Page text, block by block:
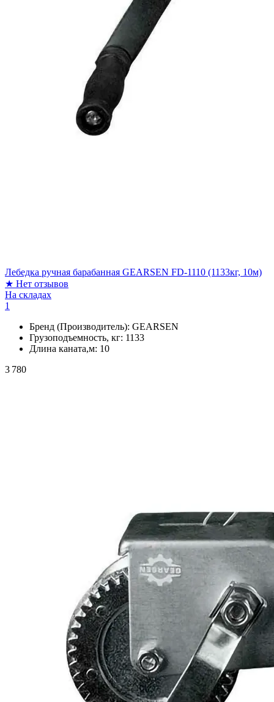
Лебедка ручная барабанная GEARSEN FD-1110 (1133кг, 10м)
★ Нет отзывов
На складах
1
Бренд (Производитель): GEARSEN
Грузоподъемность, кг: 1133
Длина каната,м: 10
3 780